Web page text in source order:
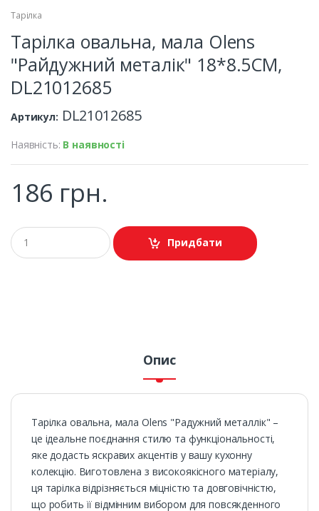
Тарілка
Тарілка овальна, мала Olens
"Райдужний металік" 18*8.5CM,
DL21012685
Артикул: DL21012685
Наявність: В наявності
186 грн.
Придбати
Опис
Тарілка овальна, мала Olens "Радужний металлік" –
це ідеальне поєднання стилю та функціональності,
яке додасть яскравих акцентів у вашу кухонну
колекцію. Виготовлена з високоякісного матеріалу,
ця тарілка відрізняється міцністю та довговічністю,
що робить її відмінним вибором для повсякденного